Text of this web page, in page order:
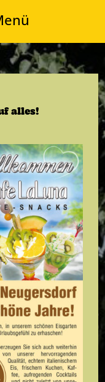
alles!